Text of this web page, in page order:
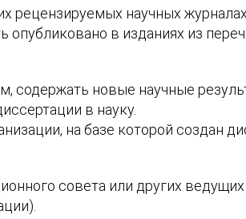
научных журналах
в изданиях из
содержать новые научные
в науку.
на базе которой создан
совета или других